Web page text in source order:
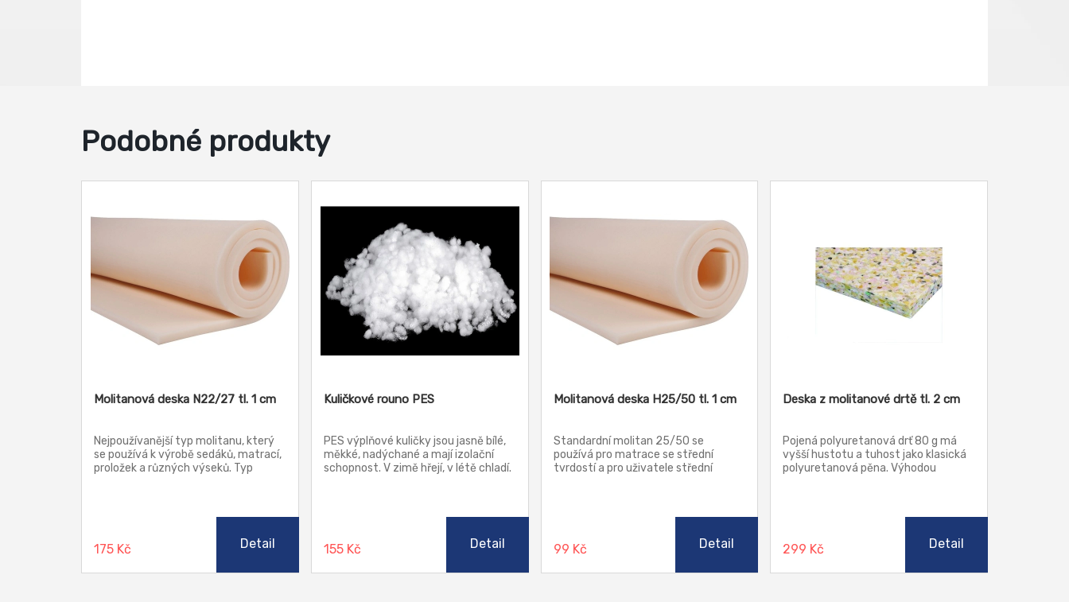
Podobné produkty
Molitanová deska N22/27 tl. 1 cm
Nejpoužívanější typ molitanu, který
se používá k výrobě sedáků, matrací,
proložek a různých výseků. Typ
175 Kč Detail
Kuličkové rouno PES
PES výplňové kuličky jsou jasně bílé,
měkké, nadýchané a mají izolační
schopnost. V zimě hřejí, v létě chladí.
155 Kč Detail
Molitanová deska H25/50 tl. 1 cm
Standardní molitan 25/50 se
používá pro matrace se střední
tvrdostí a pro uživatele střední
nakupovaným vzhledem k poměru
ceny a kvality.
99 Kč Detail
Deska z molitanové drtě tl. 2 cm
Pojená polyuretanová drť 80 g má
vyšší hustotu a tuhost jako klasická
polyuretanová pěna. Výhodou
299 Kč Detail